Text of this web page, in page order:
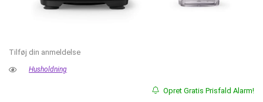
Tilføj din anmeldelse
Husholdning
Opret Gratis Prisfald Alarm!